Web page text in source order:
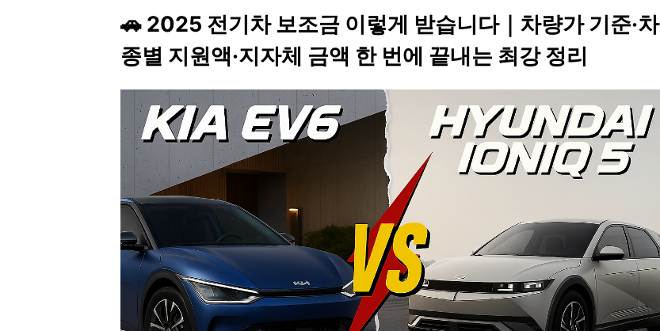
🚗 2025 전기차 보조금 이렇게 받습니다｜차량가 기준·차
종별 지원액·지자체 금액 한 번에 끝내는 최강 정리